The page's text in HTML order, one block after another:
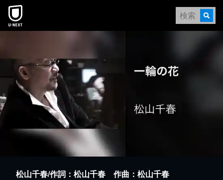
本文へスキップ
松山千春/作詞：松山千春 作曲：松山千春